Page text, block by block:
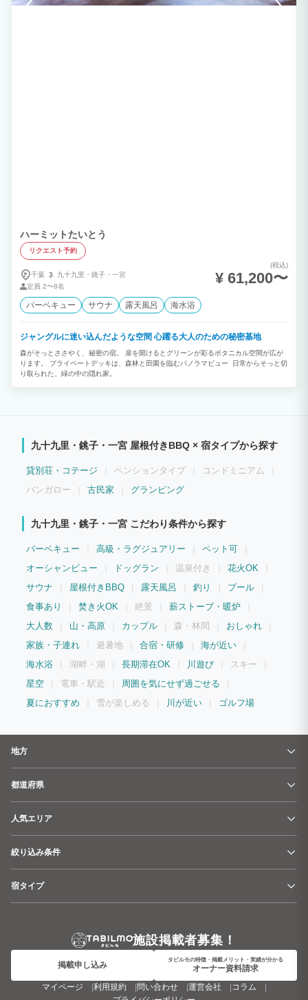
ハーミットたいとう
リクエスト予約
千葉 九十九里・ 銚子・ 一宮
定員 2〜8名
(税込)
¥ 61,200〜
バーベキュー サウナ 露天風呂 海水浴
ジャングルに迷い込んだような空間 心躍る大人のための秘密基地
森がそっとささやく、秘密の宿。 扉を開けるとグリーンが彩るボタニカル空間が広が
ります。 プライベートデッキは、森林と田園を臨むパノラマビュー 日常からそっと切
り取られた、緑の中の隠れ家。
九十九里・銚子・一宮 屋根付きBBQ × 宿タイプから探す
貸別荘・コテージ ペンションタイプ
コンドミニアム
バンガロー
古民家 グランピング
九十九里・銚子・一宮 こだわり条件から探す
バーベキュー 高級・ラグジュアリー
ペット可
オーシャンビュー
ドッグラン 温泉付き
花火OK
サウナ
屋根付きBBQ 露天風呂 釣り
プール
食事あり
焚き火OK 絶景
薪ストーブ・暖炉
大人数
山・高原 カップル 森・林間
おしゃれ
家族・子連れ
避暑地 合宿・研修
海が近い
海水浴
湖畔・湖 長期滞在OK 川遊び
スキー
星空
電車・駅近
周囲を気にせず過ごせる
夏におすすめ
雪が楽しめる 川が近い ゴルフ場
地方
都道府県
人気エリア
絞り込み条件
宿タイプ
施設掲載者募集！
掲載申し込み
タビルモの特徴・掲載メリット・実績が分かる
オーナー資料請求
マイページ
利用規約 問い合わせ 運営会社
コラム